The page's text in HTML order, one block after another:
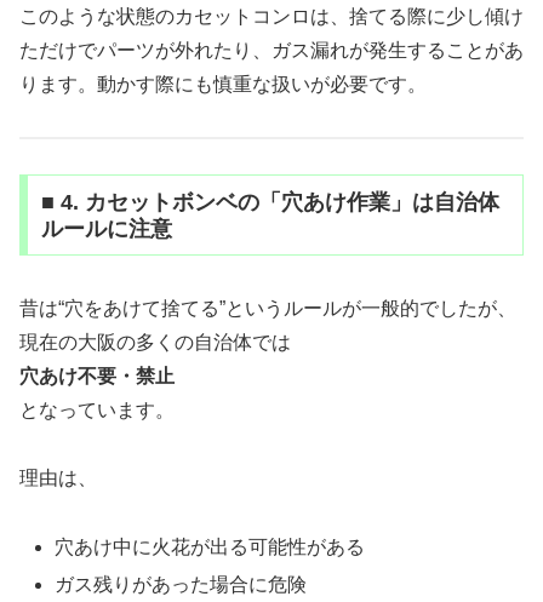
このような状態のカセットコンロは、捨てる際に少し傾け
ただけでパーツが外れたり、ガス漏れが発生することがあ
ります。動かす際にも慎重な扱いが必要です。
■ 4. カセットボンベの「穴あけ作業」は自治体
ルールに注意
昔は“穴をあけて捨てる”というルールが一般的でしたが、
現在の大阪の多くの自治体では
穴あけ不要・禁止
となっています。
理由は、
穴あけ中に火花が出る可能性がある
ガス残りがあった場合に危険